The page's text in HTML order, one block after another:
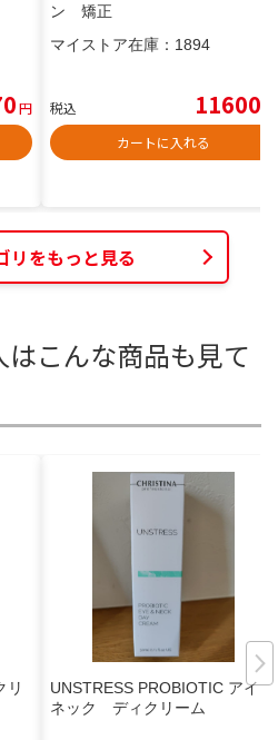
円
ン 矯正
マイストア在庫： 1894
税込 11600
カートに入れる
リをもっと見る
こんな商品も見て
リ
UNSTRESS PROBIOTIC アイ＆
ネック ディクリーム